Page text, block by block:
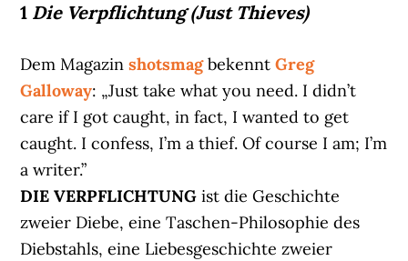
1 Die Verpflichtung (Just Thieves)
Dem MagazinshotsmagbekenntGreg
Galloway: „Just take what you need. I didn’t
care if I got caught, in fact, I wanted to get
caught. I confess, I’m a thief. Of course I am; I’m
a writer.”
DIE VERPFLICHTUNG ist die Geschichte
zweier Diebe, eine Taschen-Philosophie des
Diebstahls, eine Liebesgeschichte zweier